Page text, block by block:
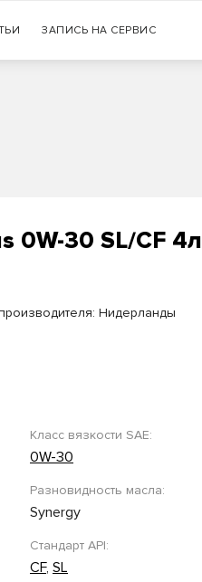
(383) 335-77-99
ЗАПИСЬ НА СЕРВИС
0W-30 SL/CF 4л
Нидерланды
Класс вязкости SAE:
0W-30
Разновидность масла:
Synergy
Стандарт API:
CF, SL